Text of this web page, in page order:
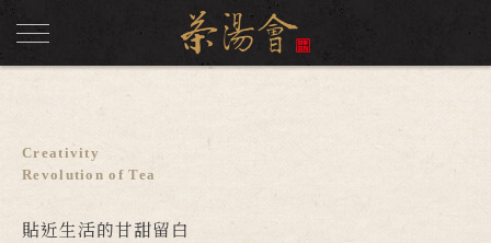
Creativity
Revolution of Tea
貼近生活的甘甜留白